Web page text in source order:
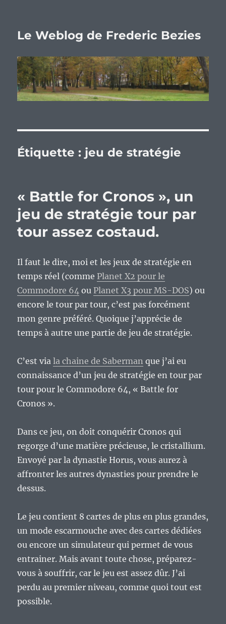
Le Weblog de Frederic Bezies
Étiquette : jeu de stratégie
« Battle for Cronos », un
jeu de stratégie tour par
tour assez costaud.
Il faut le dire, moi et les jeux de stratégie en
temps réel (comme Planet X2 pour le
Commodore 64 ou Planet X3 pour MS-DOS) ou
encore le tour par tour, c’est pas forcément
mon genre préféré. Quoique j’apprécie de
temps à autre une partie de jeu de stratégie.
C’est viala chaine de Saberman que j’ai eu
connaissance d’un jeu de stratégie en tour par
tour pour le Commodore 64, « Battle for
Cronos ».
Dans ce jeu, on doit conquérir Cronos qui
regorge d’une matière précieuse, le cristallium.
Envoyé par la dynastie Horus, vous aurez à
affronter les autres dynasties pour prendre le
dessus.
Le jeu contient 8 cartes de plus en plus grandes,
un mode escarmouche avec des cartes dédiées
ou encore un simulateur qui permet de vous
entrainer. Mais avant toute chose, préparez-
vous à souffrir, car le jeu est assez dûr. J’ai
perdu au premier niveau, comme quoi tout est
possible.